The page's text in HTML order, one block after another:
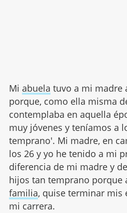
Mi abuela tuvo a mi madre
porque, como ella misma
contemplaba en aquella
muy jóvenes y teníamos a
temprano'. Mi madre, en
los 26 y yo he tenido a mi
diferencia de mi madre y
hijos tan temprano porque
familia, quise terminar mis
mi carrera.